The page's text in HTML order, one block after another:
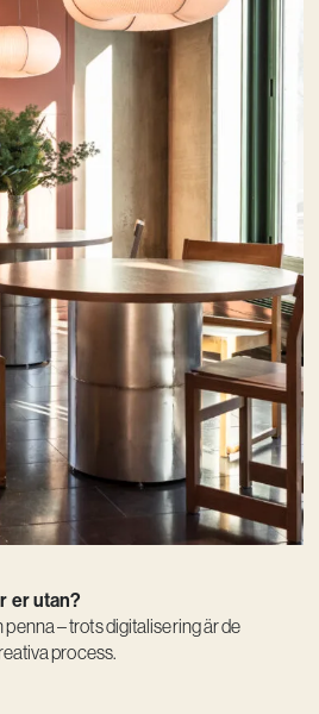
er utan?
– trots digitalisering är de
process.